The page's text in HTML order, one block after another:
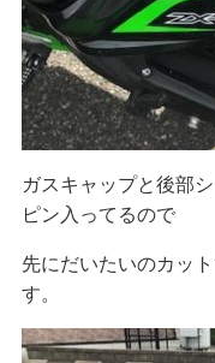
ガスキャップと後部
ピン入ってるので
先にだいたいのカッ
す。